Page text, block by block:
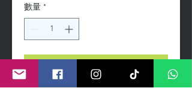
數量 *
新增至購物車